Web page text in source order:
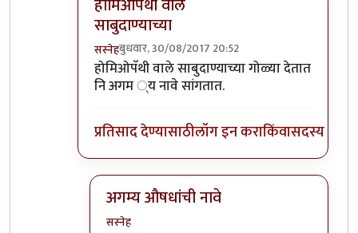
होमिओपॅथी वाले
साबुदाण्याच्या
सस्नेहबुधवार, 30/08/2017 20:52
In reply toसोप्पा उपाय....byडॉ श्रीहास
होमिओपॅथी वाले साबुदाण्याच्या गोळ्या देतात
नि अगम ्य नावे सांगतात.
प्रतिसाद देण्यासाठीलॉग इन कराकिंवासदस्य व्हा
अगम्य औषधांची नावे
सस्नेह